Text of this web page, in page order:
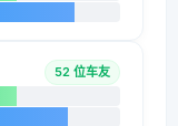
52 位车友